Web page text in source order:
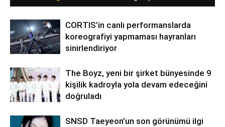
CORTIS’in canlı performanslarda
koreografiyi yapmaması hayranları
sinirlendiriyor
The Boyz, yeni bir şirket bünyesinde 9
kişilik kadroyla yola devam edeceğini
doğruladı
SNSD Taeyeon’un son görünümü ilgi